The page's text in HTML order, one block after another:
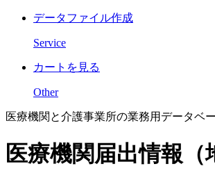
データファイル作成
Service
カートを見る
Other
医療機関と介護事業所の業務用データベ
医療機関届出情報（